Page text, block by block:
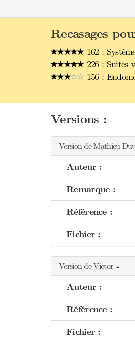
Recasages
162 :
226 : Suites
156 :
Versions :
Version de Mathieu
Auteur :
Remarque :
Référence :
Fichier :
Version de Victor
Auteur :
Référence :
Fichier :